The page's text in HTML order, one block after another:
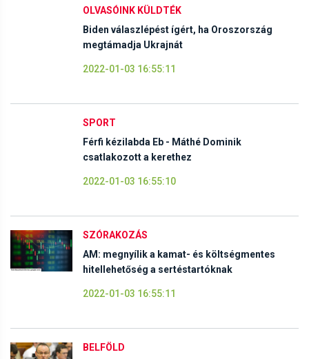
OLVASÓINK KÜLDTÉK
Biden válaszlépést ígért, ha Oroszország
megtámadja Ukrajnát
2022-01-03 16:55:11
SPORT
Férfi kézilabda Eb - Máthé Dominik
csatlakozott a kerethez
2022-01-03 16:55:10
SZÓRAKOZÁS
AM: megnyílik a kamat- és költségmentes
hitellehetőség a sertéstartóknak
2022-01-03 16:55:11
BELFÖLD